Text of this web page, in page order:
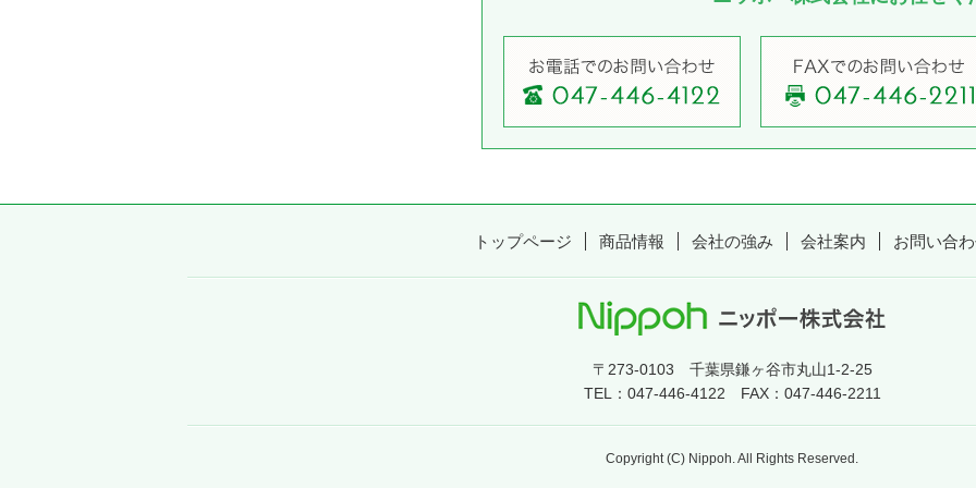
トップページ 商品情報 会社の強み 会社案内 お問い合
〒273-0103 千葉県鎌ヶ谷市丸山1-2-25
TEL： 047-446-4122 FAX：047-446-2211
Copyright (C) Nippoh. All Rights Reserved.